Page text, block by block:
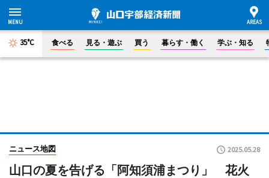
35°C 食べる 見る・遊ぶ 買う 暮らす・働く 学ぶ・知る
ニュース地図 2025.05.28
山口の夏を告げる「阿知須浦まつり」 花火